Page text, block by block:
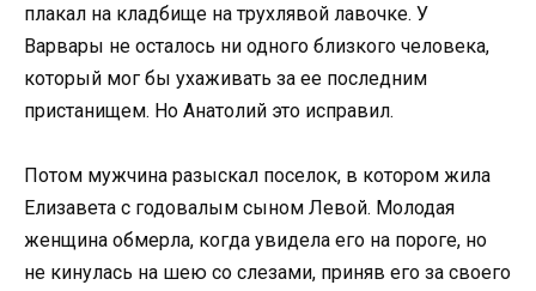
плакал на кладбище на трухлявой лавочке. У
Варвары не осталось ни одного близкого человека,
который мог бы ухаживать за ее последним
пристанищем. Но Анатолий это исправил.
Потом мужчина разыскал поселок, в котором жила
Елизавета с годовалым сыном Левой. Молодая
женщина обмерла, когда увидела его на пороге, но
не кинулась на шею со слезами, приняв его за своего